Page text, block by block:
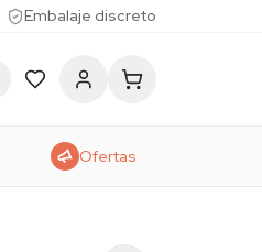
Embalaje discreto
Ofertas